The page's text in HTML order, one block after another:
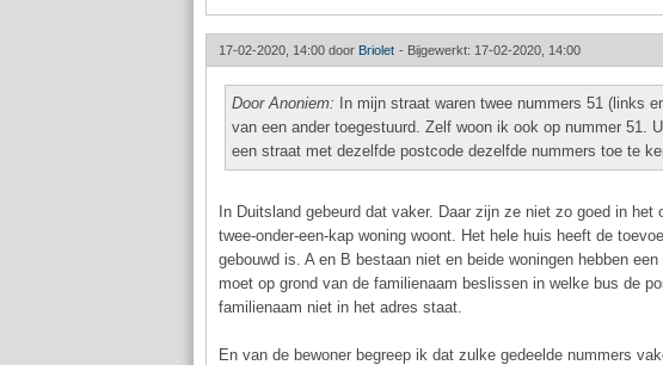
17-02-2020, 14:00 door Briolet - Bijgewerkt: 17-02-2020, 14:00
Door Anoniem: In mijn straat waren twee nummers 51 (links
van een ander toegestuurd. Zelf woon ik ook op nummer 51.
een straat met dezelfde postcode dezelfde nummers toe te
In Duitsland gebeurd dat vaker. Daar zijn ze niet zo goed in
twee-onder-een-kap woning woont. Het hele huis heeft de
gebouwd is. A en B bestaan niet en beide woningen hebben
moet op grond van de familienaam beslissen in welke bus de
familienaam niet in het adres staat.
En van de bewoner begreep ik dat zulke gedeelde nummers